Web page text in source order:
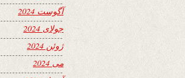
آگوست 2024
جولای 2024
ژوئن 2024
می 2024